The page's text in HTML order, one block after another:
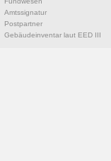
Amtssignatur
Postpartner
Gebäudeinventar laut EED III